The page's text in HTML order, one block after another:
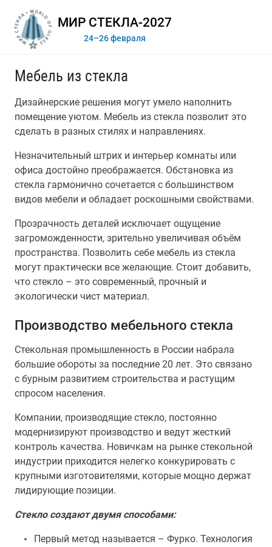
МИР СТЕКЛА-2027
24–26 февраля
Мебель из стекла
Дизайнерские решения могут умело наполнить
помещение уютом. Мебель из стекла позволит это
сделать в разных стилях и направлениях.
Незначительный штрих и интерьер комнаты или
офиса достойно преображается. Обстановка из
стекла гармонично сочетается с большинством
видов мебели и обладает роскошными свойствами.
Прозрачность деталей исключает ощущение
загроможденности, зрительно увеличивая объём
пространства. Позволить себе мебель из стекла
могут практически все желающие. Стоит добавить,
что стекло – это современный, прочный и
экологически чист материал.
Производство мебельного стекла
Стекольная промышленность в России набрала
большие обороты за последние 20 лет. Это связано
с бурным развитием строительства и растущим
спросом населения.
Компании, производящие стекло, постоянно
модернизируют производство и ведут жесткий
контроль качества. Новичкам на рынке стекольной
индустрии приходится нелегко конкурировать с
крупными изготовителями, которые мощно держат
лидирующие позиции.
Стекло создают двумя способами:
Первый метод называется – Фурко. Технология